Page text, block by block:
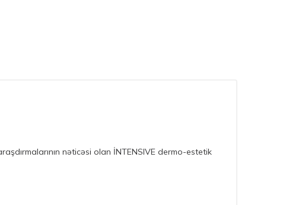
nəticəsi olan İNTENSIVE dermo-estetik